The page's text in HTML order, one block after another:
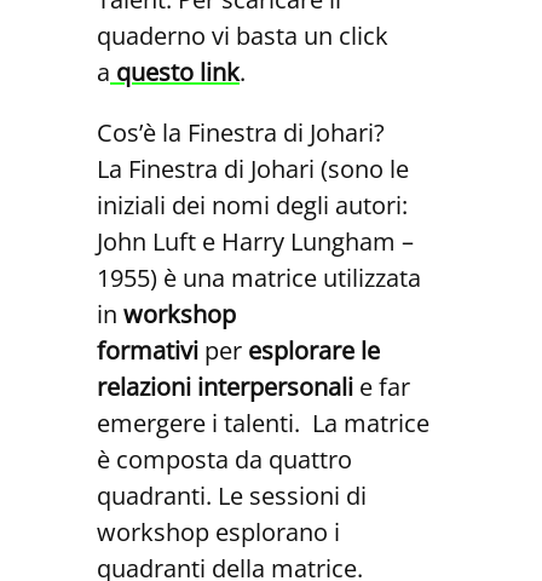
quaderno vi basta un click
a questo link.
Cos’è la Finestra di Johari?
La Finestra di Johari (sono le
iniziali dei nomi degli autori:
John Luft e Harry Lungham –
1955) è una matrice utilizzata
in workshop
formativi per esplorare le
relazioni interpersonali e far
emergere i talenti. La matrice
è composta da quattro
quadranti. Le sessioni di
workshop esplorano i
quadranti della matrice.